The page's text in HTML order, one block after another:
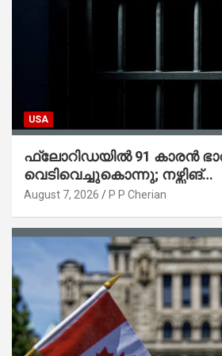
USA
ഫ്ലോറിഡയിൽ 91 കാരൻ
വെടിവെച്ചുകൊന്നു; നഴ്സിങ്
ഹോമിലാക്കില്ലെന്ന് നൽകിയ
August 7, 2026 P P Cherian